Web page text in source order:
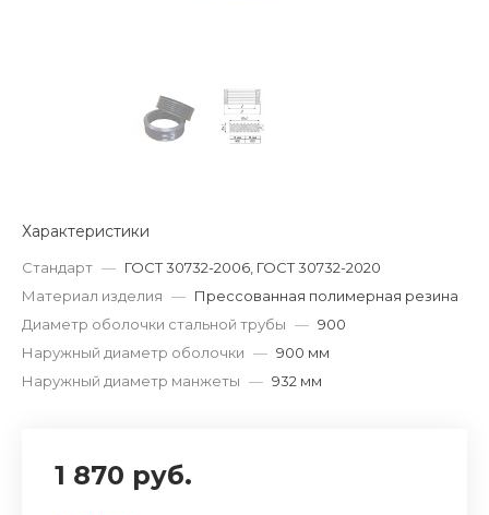
Характеристики
Стандарт — ГОСТ 30732-2006, ГОСТ 30732-2020
Материал изделия — Прессованная полимерная резина
Диаметр оболочки стальной трубы — 900
Наружный диаметр оболочки — 900 мм
Наружный диаметр манжеты — 932 мм
1 870 руб.